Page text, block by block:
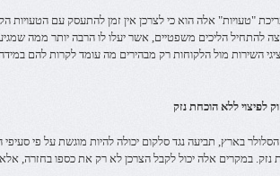
"טעויות" אלה הוא כי לצרכן אין זמן להתעסק עם הטעויות
להתחיל הליכים משפטיים, אשר יעלו לו הרבה יותר ממה
השירות מול הלקוחות רק מבהירים מה עומד לקרות להם במידה
לפיצוי ללא הוכחת נזק
הסלולר בארץ, תביעה נגד סלקום יכולה להיות מוגשת על פי
נזק. במקרים אלה יכול לקבל הצרכן לא רק את כספו בחזרה, אלא